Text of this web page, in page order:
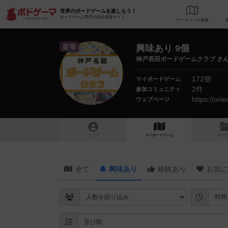
世界のボードゲームを楽しもう！
ボードゲーム専門の総合情報サイト
データベース
皇帝 興味あり 9個
神戸長田ボードゲームクラブ さ
マイボードゲーム 172個
参加コミュニティ 2件
ウェブページ https://
トップ マイボードゲーム マイ
全て 興味あり 経験あり お気